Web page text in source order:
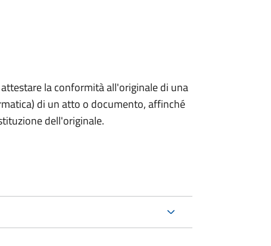
la conformità all'originale di una
di un atto o documento, affinché
dell'originale.